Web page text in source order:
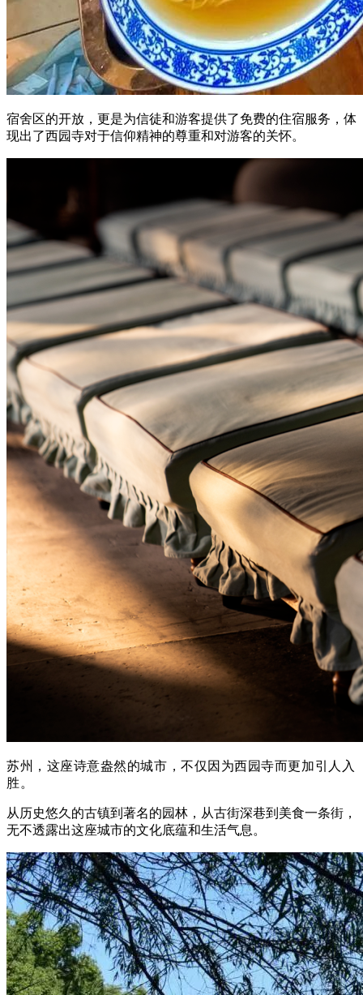
宿舍区的开放，更是为信徒和游客提供了免费的住宿服务，体
现出了西园寺对于信仰精神的尊重和对游客的关怀。
苏州，这座诗意盎然的城市，不仅因为西园寺而更加引人入
胜。
从历史悠久的古镇到著名的园林，从古街深巷到美食一条街，
无不透露出这座城市的文化底蕴和生活气息。